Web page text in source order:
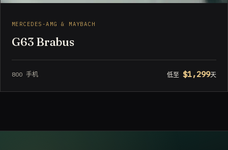
MERCEDES-AMG & MAYBACH
G63 Brabus
800 手机 低至 $1,299天